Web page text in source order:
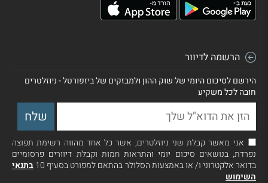
הרשמה לדיוור
הירשם לסיכום היומי של שוק ההון ולמבזקים של ביזפורטל - ניוזלטרים
חובה לכל משקיע
אני מאשר קבלת שני ניוזלטרים, אשר כל אחד מהווה רשימת תפוצה
נפרדת, בנושאים סיכום יומי והתראות חמות וקבלת דיוורים פרסומיים
בדואר אלקטרוני ו/ או באמצעות הסלולר בהתאם למפורט בסעיף 10
בתנאי
השימוש